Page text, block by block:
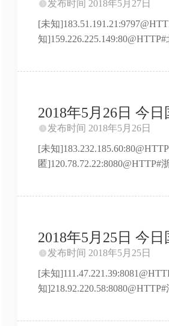
发布时间 2018年5月27日
[未知
知
知]36.248.5.37:80@HTTP#福
2018年5月26日 今
发布时间 2018年5月26日
[未知
匿
宿科技联通CDN节点[未知
2018年5月25日 今
发布时间 2018年5月25日
[未知
知
知